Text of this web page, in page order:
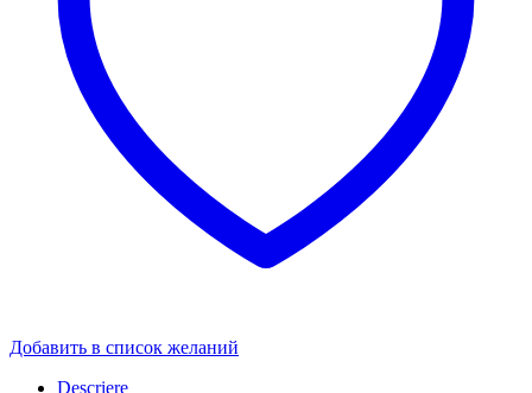
Добавить в список желаний
Descriere